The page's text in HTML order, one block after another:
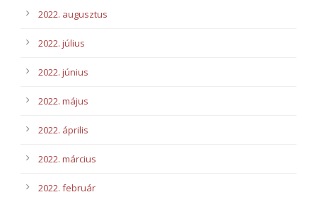
2022. augusztus
2022. július
2022. június
2022. május
2022. április
2022. március
2022. február